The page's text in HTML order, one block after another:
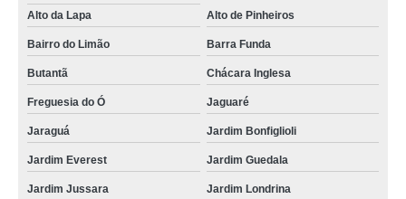
Alto da Lapa
Alto de Pinheiros
Bairro do Limão Barra Funda
Butantã Chácara Inglesa
Freguesia do Ó Jaguaré
Jaraguá Jardim Bonfiglioli
Jardim Everest Jardim Guedala
Jardim Jussara Jardim Londrina